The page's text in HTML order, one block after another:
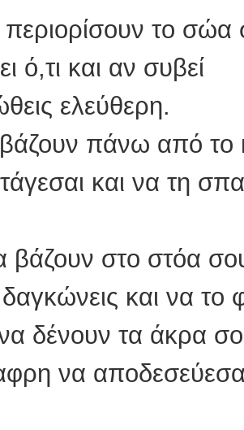
περιορίσουν το σώα
ό,τι και αν συβεί
ελεύθερη.
πάνω από το
και να τη
βάζουν στο στόα
και να το
δένουν τα άκρα
να